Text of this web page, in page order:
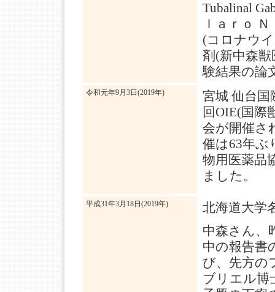
Tubalinal
ｌａｒｏ
(コロナウ
剤(新中森
験結果の論
令和元年9月3日(2019年)
宮城 仙台国
回OIE(国際
会が開催さ
催は63年ぶ
物用医薬品
ました。
平成31年3月18日(2019年)
北海道大学
中森さん、
中の報告書
び、先方の
ブリエル博